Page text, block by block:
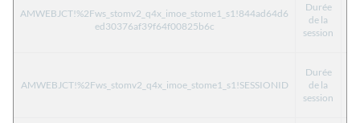
AMWEBJCT!%2Fws_stomv2_q4x_imoe_stome1_s1!844ad64d6
ed30376af39f64f00825b6c
Durée
de la
session
AMWEBJCT!%2Fws_stomv2_q4x_imoe_stome1_s1!SESSIONID
Durée
de la
session